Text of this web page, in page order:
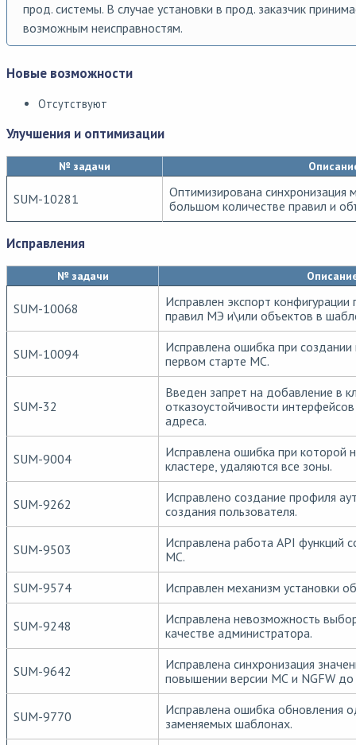
прод. системы. В случае установки в прод. заказчик
возможным неисправностям.
Новые возможности
Отсутствуют
Улучшения и оптимизации
№ задачи
SUM-10281
Оптимизирована синхронизация
большом количестве правил и
Исправления
№ задачи
SUM-10068
Исправлен экспорт
правил МЭ и\или объектов в
SUM-10094
Исправлена ошибка при
первом старте MC.
SUM-32
Введен запрет на добавление в
отказоустойчивости
адреса.
SUM-9004
Исправлена ошибка при которой
кластере, удаляются все зоны.
SUM-9262
Исправлено создание профиля
создания пользователя.
SUM-9503
Исправлена работа API функций
MC.
SUM-9574
Исправлен механизм установки
SUM-9248
Исправлена невозможность
качестве администратора.
SUM-9642
Исправлена синхронизация
повышении версии МС и NGFW до
SUM-9770
Исправлена ошибка обновления
заменяемых шаблонах.